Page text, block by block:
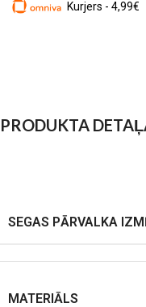
Kurjers - 4,99€
PRODUKTA
SEGAS PĀRVALKA
MATERIĀLS